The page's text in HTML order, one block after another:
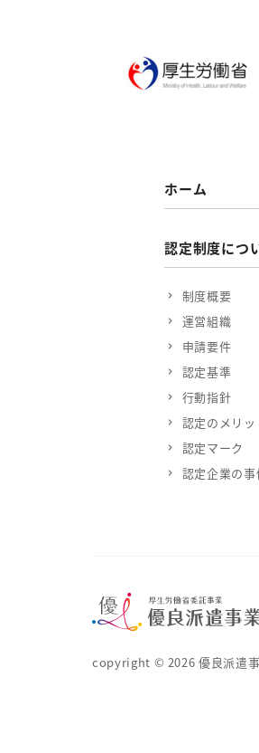
ホーム
認定制度につ
制度概要
運営組織
申請要件
認定基準
行動指針
認定のメリッ
認定マーク
認定企業の事
copyright © 2026 優良派遣